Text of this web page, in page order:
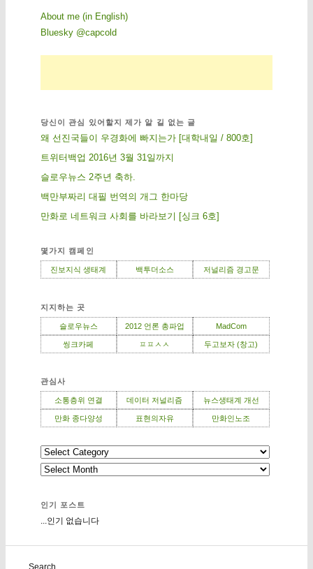
About me (in English)
Bluesky @capcold
당신이 관심 있어할지 제가 알 길 없는 글
왜 선진국들이 우경화에 빠지는가 [대학내일 / 800호]
트위터백업 2016년 3월 31일까지
슬로우뉴스 2주년 축하.
백만부짜리 대필 번역의 개그 한마당
만화로 네트워크 사회를 바라보기 [싱크 6호]
몇가지 캠페인
진보지식 생태계 백투더소스 저널리즘 경고문
지지하는 곳
슬로우뉴스 2012 언론 총파업 MadCom
씽크카페 ㅍㅍㅅㅅ 두고보자 (창고)
관심사
소통층위 연결 데이터 저널리즘 뉴스생태계 개선
만화 종다양성 표현의자유 만화인노조
인기 포스트
...인기 없습니다